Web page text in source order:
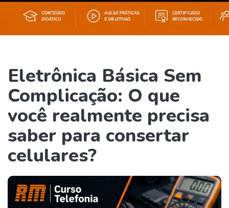
Eletrônica Básica Sem
Complicação: O que
você realmente precisa
saber para consertar
celulares?